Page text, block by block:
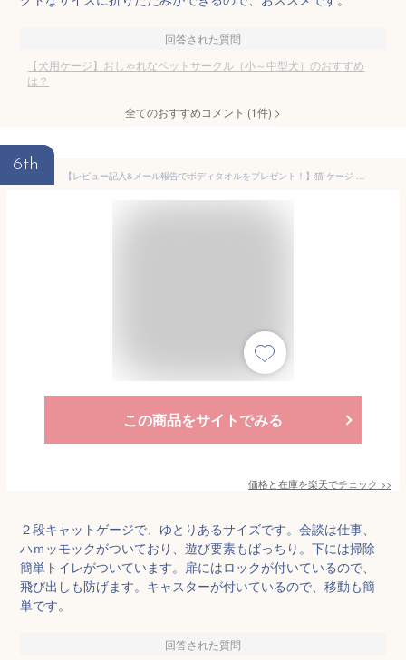
回答された質問
【犬用ケージ】おしゃれなペットサークル（小～中型犬）のおすすめ
は？
全てのおすすめコメント (1件) >
6th
【レビュー記入&メール報告でボディタオルをプレゼント！】猫 ケージ 2段 おしゃれ スリム コンパクト キャスター付 収納型 トレイ付 ハンモック付 トイレ付 脱走防止 お手入れ簡単 ペットケージ キャットケージ キャットハウス ペットハウス 室内 屋内【送料無料】
この商品をサイトでみる
価格と在庫を楽天でチェック >>
２段キャットゲージで、ゆとりあるサイズです。会談は仕事、
ハｍッモックがついており、遊び要素もばっちり。下には掃除
簡単トイレがついています。扉にはロックが付いているので、
飛び出しも防げます。キャスターが付いているので、移動も簡
単です。
回答された質問